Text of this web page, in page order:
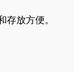
存放方便。